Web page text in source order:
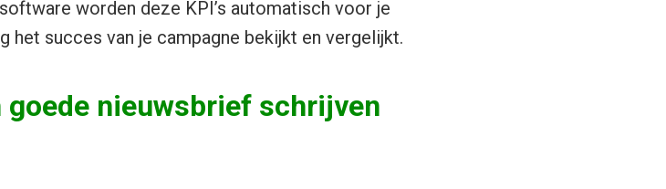
worden deze KPI’s automatisch voor je
het succes van je campagne bekijkt en vergelijkt.
goede nieuwsbrief schrijven